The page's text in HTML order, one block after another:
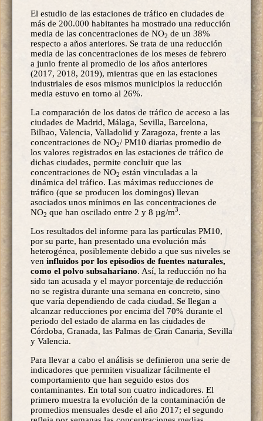
El estudio de las estaciones de tráfico en ciudades de
más de 200.000 habitantes ha mostrado una reducción
media de las concentraciones de NO2 de un 38%
respecto a años anteriores. Se trata de una reducción
media de las concentraciones de los meses de febrero
a junio frente al promedio de los años anteriores
(2017, 2018, 2019), mientras que en las estaciones
industriales de esos mismos municipios la reducción
media estuvo en torno al 26%.
La comparación de los datos de tráfico de acceso a las
ciudades de Madrid, Málaga, Sevilla, Barcelona,
Bilbao, Valencia, Valladolid y Zaragoza, frente a las
concentraciones de NO2/ PM10 diarias promedio de
los valores registrados en las estaciones de tráfico de
dichas ciudades, permite concluir que las
concentraciones de NO2 están vinculadas a la
dinámica del tráfico. Las máximas reducciones de
tráfico (que se producen los domingos) llevan
asociados unos mínimos en las concentraciones de
NO2 que han oscilado entre 2 y 8 µg/m3.
Los resultados del informe para las partículas PM10,
por su parte, han presentado una evolución más
heterogénea, posiblemente debido a que sus niveles se
ven influidos por los episodios de fuentes naturales,
como el polvo subsahariano. Así, la reducción no ha
sido tan acusada y el mayor porcentaje de reducción
no se registra durante una semana en concreto, sino
que varía dependiendo de cada ciudad. Se llegan a
alcanzar reducciones por encima del 70% durante el
periodo del estado de alarma en las ciudades de
Córdoba, Granada, las Palmas de Gran Canaria, Sevilla
y Valencia.
Para llevar a cabo el análisis se definieron una serie de
indicadores que permiten visualizar fácilmente el
comportamiento que han seguido estos dos
contaminantes. En total son cuatro indicadores. El
primero muestra la evolución de la contaminación de
promedios mensuales desde el año 2017; el segundo